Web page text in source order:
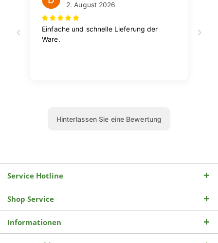
Service Hotline
Shop Service
Informationen